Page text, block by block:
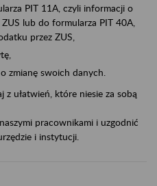
PIT 11A, czyli informacji o
lub do formularza PIT 40A,
przez ZUS,
zmianę swoich danych.
z ułatwień, które niesie za sobą
pracownikami i uzgodnić
i instytucji.